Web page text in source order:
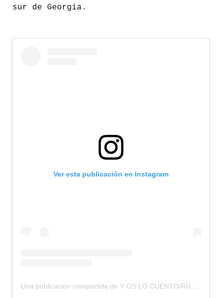
sur de Georgia.
Ver esta publicación en Instagram
Una publicación compartida de Y OS LO CUENTO/RUMBOS OLVIDADOS (@yoslocuento)